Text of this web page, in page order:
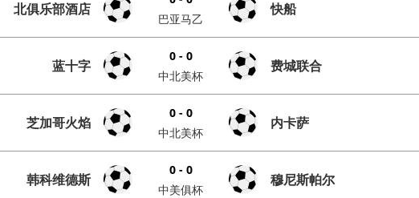
北俱乐部酒店
巴亚马乙
快船
蓝十字
0 - 0
中北美杯
费城联合
芝加哥火焰
0 - 0
中北美杯
内卡萨
韩科维德斯
0 - 0
中美俱杯
穆尼斯帕尔